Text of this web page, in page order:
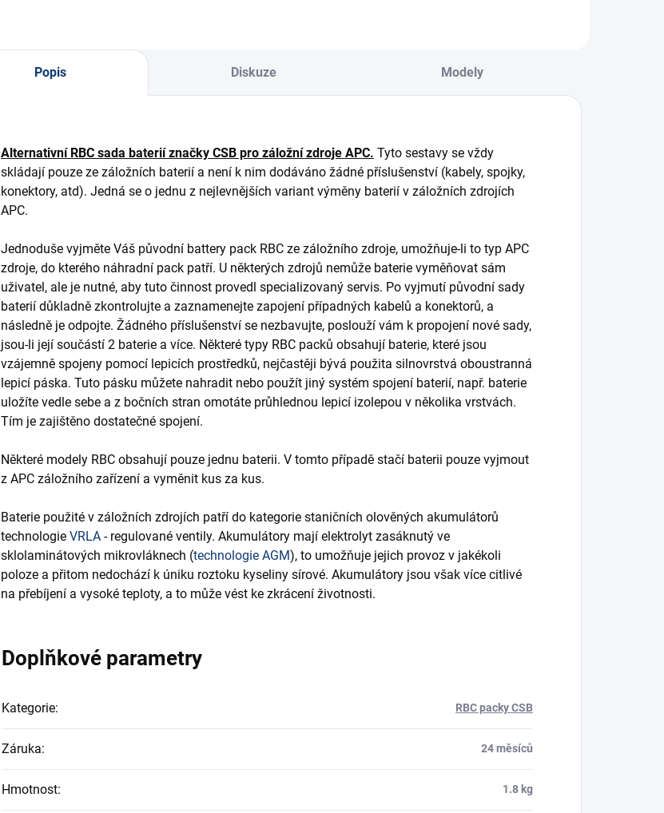
Popis Diskuze Modely
Alternativní RBC sada baterií značky CSB pro záložní zdroje APC. Tyto sestavy se vždy
skládají pouze ze záložních baterií a není k nim dodáváno žádné příslušenství (kabely, spojky,
konektory, atd). Jedná se o jednu z nejlevnějších variant výměny baterií v záložních zdrojích
APC.
Jednoduše vyjměte Váš původní battery pack RBC ze záložního zdroje, umožňuje-li to typ APC
zdroje, do kterého náhradní pack patří. U některých zdrojů nemůže baterie vyměňovat sám
uživatel, ale je nutné, aby tuto činnost provedl specializovaný servis. Po vyjmutí původní sady
baterií důkladně zkontrolujte a zaznamenejte zapojení případných kabelů a konektorů, a
následně je odpojte. Žádného příslušenství se nezbavujte, poslouží vám k propojení nové sady,
jsou-li její součástí 2 baterie a více. Některé typy RBC packů obsahují baterie, které jsou
vzájemně spojeny pomocí lepicích prostředků, nejčastěji bývá použita silnovrstvá oboustranná
lepicí páska. Tuto pásku můžete nahradit nebo použít jiný systém spojení baterií, např. baterie
uložíte vedle sebe a z bočních stran omotáte průhlednou lepicí izolepou v několika vrstvách.
Tím je zajištěno dostatečné spojení.
Některé modely RBC obsahují pouze jednu baterii. V tomto případě stačí baterii pouze vyjmout
z APC záložního zařízení a vyměnit kus za kus.
Baterie použité v záložních zdrojích patří do kategorie staničních olověných akumulátorů
technologie VRLA - regulované ventily. Akumulátory mají elektrolyt zasáknutý ve
sklolaminátových mikrovláknech (technologie AGM), to umožňuje jejich provoz v jakékoli
poloze a přitom nedochází k úniku roztoku kyseliny sírové. Akumulátory jsou však více citlivé
na přebíjení a vysoké teploty, a to může vést ke zkrácení životnosti.
Doplňkové parametry
Kategorie: RBC packy CSB
Záruka: 24 měsíců
Hmotnost: 1.8 kg